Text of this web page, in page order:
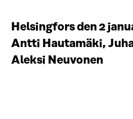
Helsingfors den 2
Antti Hautamäki,
Aleksi Neuvonen